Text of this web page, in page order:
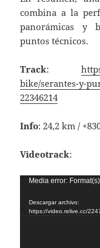
combina a la
panorámicas y
puntos técnicos.
Track:
bike/serantes-y-
22346214
Info: 24,2 km /
Videotrack:
Reproductor
vídeo
Media error:
Descargar archivo:
https://video.relive.cc/